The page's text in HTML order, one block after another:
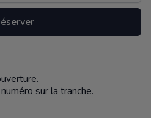
sur la tranche.